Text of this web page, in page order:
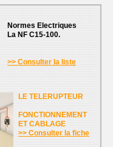
Normes Electriques
La NF C15-100.
>> Consulter la liste
LE TELERUPTEUR
FONCTIONNEMENT
ET CABLAGE
>> Consulter la fiche